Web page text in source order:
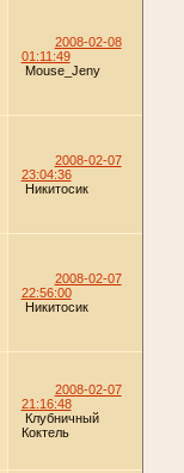
2008-02-08
01:11:49
Mouse_Jeny
2008-02-07
23:04:36
Никитосик
2008-02-07
22:56:00
Никитосик
2008-02-07
21:16:48
Клубничный
Коктель